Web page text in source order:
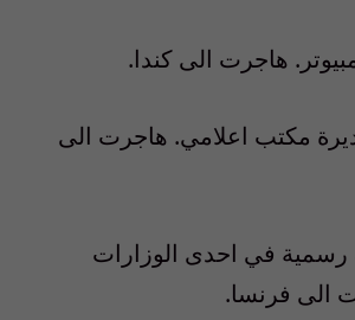
هاجرت الى كندا.
مكتب اعلامي. هاجرت الى
رسمية في احدى الوزارات
الى فرنسا.